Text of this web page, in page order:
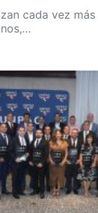
cada vez